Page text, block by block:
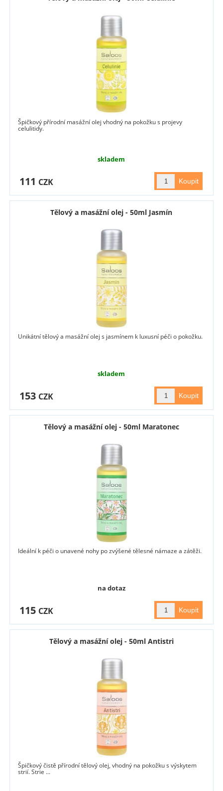
Špičkový přírodní masážní olej vhodný na pokožku s projevy
celulitidy.
skladem
111 CZK
Tělový a masážní olej - 50ml Jasmín
Unikátní tělový a masážní olej s jasmínem k luxusní péči o pokožku.
skladem
153 CZK
Tělový a masážní olej - 50ml Maratonec
Ideální k péči o unavené nohy po zvýšené tělesné námaze a zátěži.
na dotaz
115 CZK
Tělový a masážní olej - 50ml Antistri
Špičkový čistě přírodní tělový olej, vhodný na pokožku s výskytem
strií. Strie ...